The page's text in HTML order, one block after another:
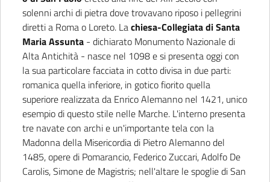
solenni archi di pietra dove trovavano riposo i pellegrini
diretti a Roma o Loreto. Lachiesa-Collegiata di Santa
Maria Assunta - dichiarato Monumento Nazionale di
Alta Antichità - nasce nel 1098 e si presenta oggi con
la sua particolare facciata in cotto divisa in due parti:
romanica quella inferiore, in gotico fiorito quella
superiore realizzata da Enrico Alemanno nel 1421, unico
esempio di questo stile nelle Marche. L'interno presenta
tre navate con archi e un'importante tela con la
Madonna della Misericordia di Pietro Alemanno del
1485, opere di Pomarancio, Federico Zuccari, Adolfo De
Carolis, Simone de Magistris; nell'altare le spoglie di San